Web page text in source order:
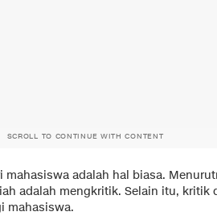
SCROLL TO CONTINUE WITH CONTENT
mahasiswa adalah hal biasa.
adalah mengkritik. Selain itu, kritik
mahasiswa.